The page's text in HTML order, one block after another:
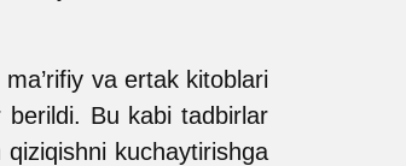
va ertak kitoblari
berildi. Bu kabi tadbirlar
kuchaytirishga